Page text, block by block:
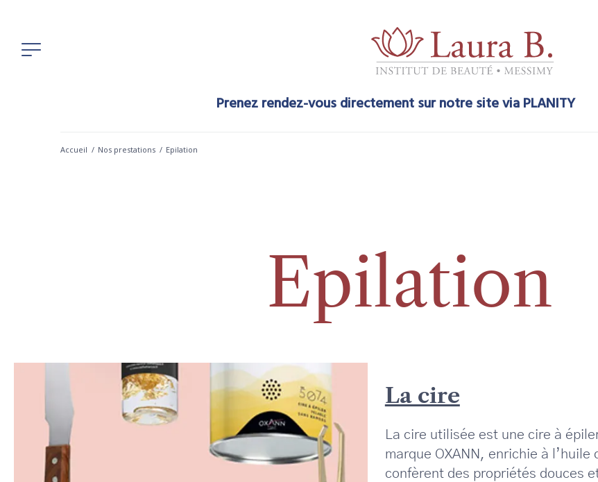
Prenez rendez-vous directement sur notre site via PLANITY
Accueil / Nos prestations / Epilation
Epilation
La cire
La cire utilisée est une cire à
marque OXANN, enrichie à
confèrent des propriétés douces